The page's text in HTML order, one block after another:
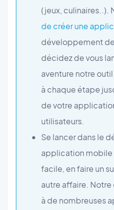
(jeux, culinaires..).
de créer une
développement de
décidez de vous
aventure notre
à chaque étape
de votre
utilisateurs.
Se lancer dans le
application mobile
facile, en faire un
autre affaire. Notre
à de nombreuses